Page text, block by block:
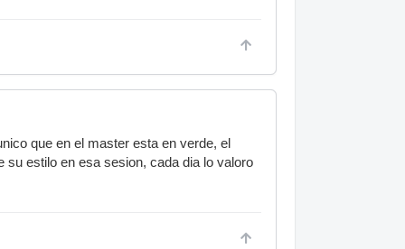
que en el master esta en verde, el
su estilo en esa sesion, cada dia lo valoro